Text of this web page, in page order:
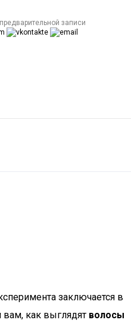
записи
заключается в
как выглядят волосы